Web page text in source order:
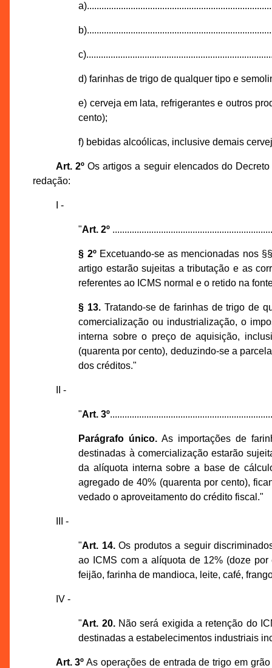
d) farinhas de trigo de qualquer tipo e
e) cerveja em lata, refrigerantes e outros
cento);
f) bebidas alcoólicas, inclusive demais
Art. 2ºOs artigos a seguir elencados do
redação:
I -
"Art. 2º
§ 2ºExcetuando-se as mencionadas nos
artigo estarão sujeitas a tributação e as
referentes ao ICMS normal e o retido na
§ 13. Tratando-se de farinhas de trigo de
comercialização ou industrialização, o
interna sobre o preço de aquisição,
(quarenta por cento), deduzindo-se a
dos créditos."
II -
"Art. 3º
Parágrafo único. As importações de
destinadas à comercialização estarão
da alíquota interna sobre a base de
agregado de 40% (quarenta por cento),
vedado o aproveitamento do crédito fiscal."
III -
"Art. 14.Os produtos a seguir
ao ICMS com a alíquota de 12% (doze
feijão, farinha de mandioca, leite, café,
IV -
"Art. 20.Não será exigida a retenção do
destinadas a estabelecimentos industriais
Art. 3º As operações de entrada de trigo em